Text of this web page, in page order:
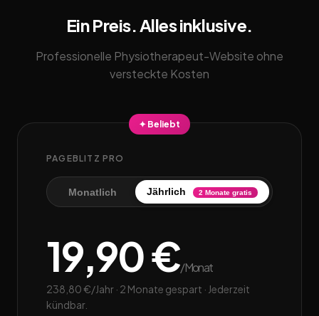
Ein Preis. Alles inklusive.
Professionelle Physiotherapeut-Website ohne
versteckte Kosten
✦ Beliebt
PAGEBLITZ PRO
Monatlich Jährlich 2 Monate gratis
19,90 €/Monat
238,80 €/Jahr · 2 Monate gespart · Jederzeit
kündbar.